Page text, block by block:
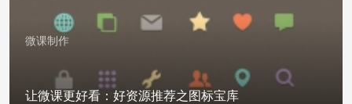
微课制作
让微课更好看：好资源推荐之图标宝库